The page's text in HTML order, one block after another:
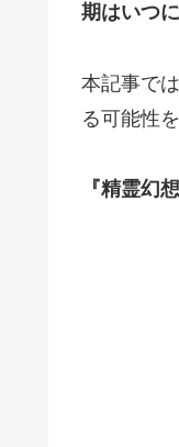
期はいつ
本記事では
る可能性
『精霊幻